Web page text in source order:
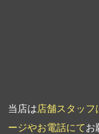
当店は店舗スタッフ
ージやお電話にてお